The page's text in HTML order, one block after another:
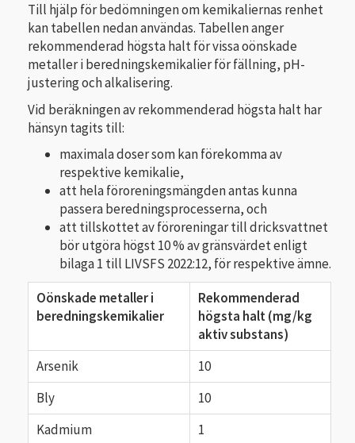
Till hjälp för bedömningen om kemikaliernas renhet
kan tabellen nedan användas. Tabellen anger
rekommenderad högsta halt för vissa oönskade
metaller i beredningskemikalier för fällning, pH-
justering och alkalisering.
Vid beräkningen av rekommenderad högsta halt har
hänsyn tagits till:
maximala doser som kan förekomma av
respektive kemikalie,
att hela föroreningsmängden antas kunna
passera beredningsprocesserna, och
att tillskottet av föroreningar till dricksvattnet
bör utgöra högst 10 % av gränsvärdet enligt
bilaga 1 till LIVSFS 2022:12, för respektive ämne.
Oönskade metaller i
beredningskemikalier
Rekommenderad
högsta halt (mg/kg
aktiv substans)
Arsenik
10
Bly
10
Kadmium
1